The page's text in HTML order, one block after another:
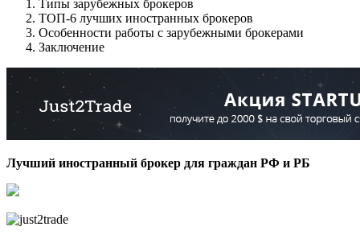
Типы зарубежных брокеров
ТОП-6 лучших иностранных брокеров
Особенности работы с зарубежными брокерами
Заключение
Лучший иностранный брокер для граждан РФ и РБ